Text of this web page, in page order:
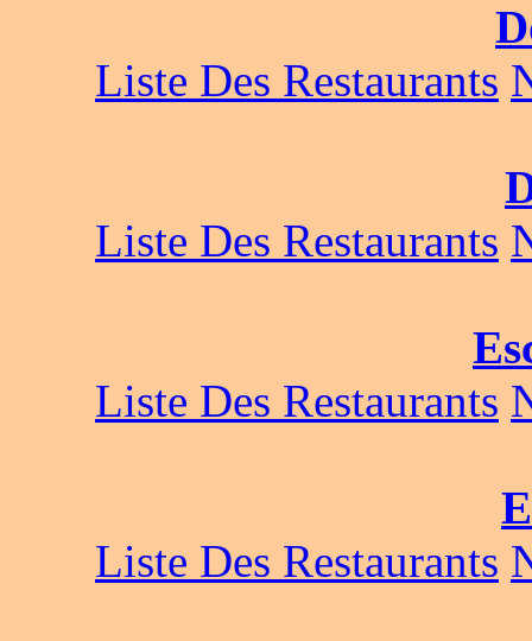
Liste Des Restaurants
Liste Des Restaurants
Liste Des Restaurants
Liste Des Restaurants